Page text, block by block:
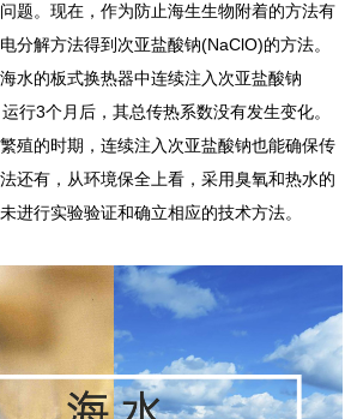
题。现在，作为防止海生生物附着的方法有
分解方法得到次亚盐酸钠(NaClO)的方法。
水的板式换热器中连续注入次亚盐酸钠
行3个月后，其总传热系数没有发生变化。
殖的时期，连续注入次亚盐酸钠也能确保传
还有，从环境保全上看，采用臭氧和热水的
进行实验验证和确立相应的技术方法。